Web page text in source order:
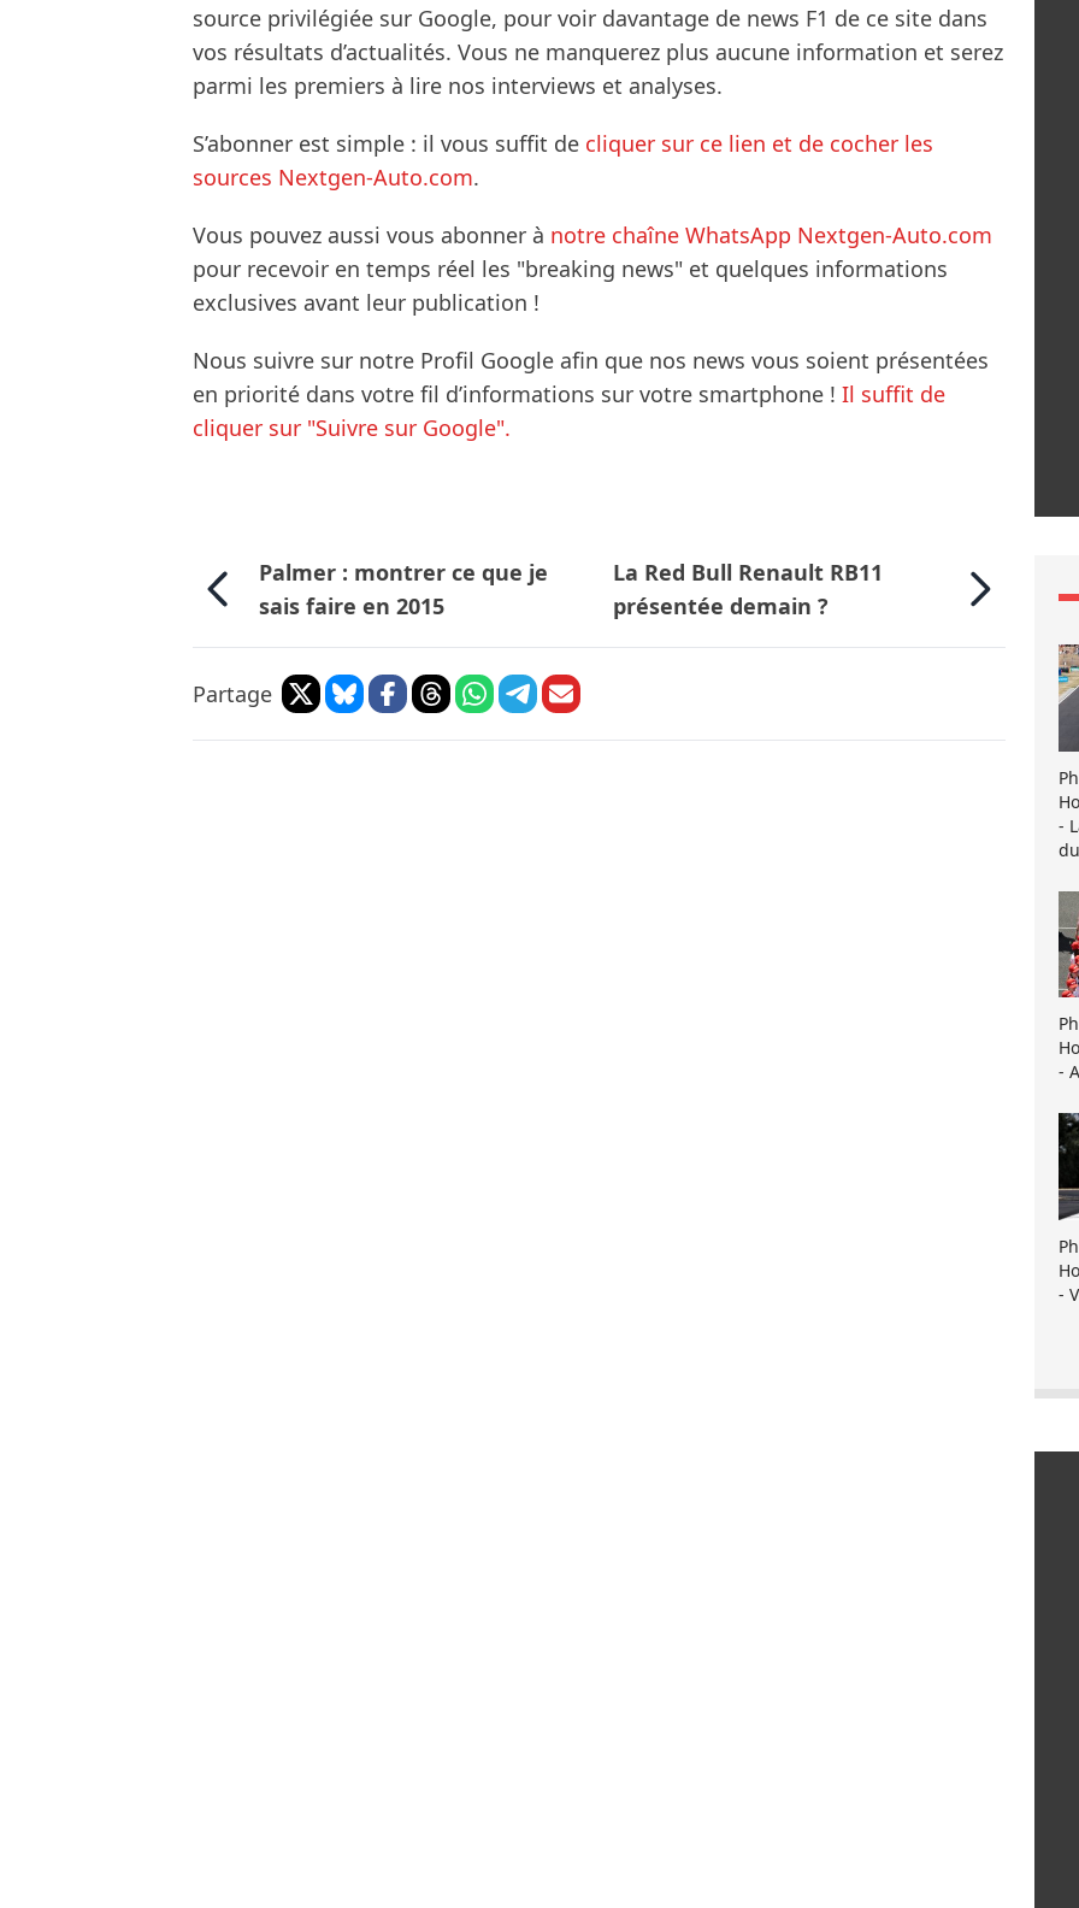
source privilégiée sur Google, pour voir davantage de news F1 de ce site dans
vos résultats d’actualités. Vous ne manquerez plus aucune information et serez
parmi les premiers à lire nos interviews et analyses.
S’abonner est simple : il vous suffit de cliquer sur ce lien et de cocher les
sources Nextgen-Auto.com.
Vous pouvez aussi vous abonner à notre chaîne WhatsApp Nextgen-Auto.com
pour recevoir en temps réel les "breaking news" et quelques informations
exclusives avant leur publication !
Nous suivre sur notre Profil Google afin que nos news vous soient présentées
en priorité dans votre fil d’informations sur votre smartphone ! Il suffit de
cliquer sur "Suivre sur Google".
Palmer : montrer ce que je
sais faire en 2015
La Red Bull Renault RB11
présentée demain ?
Partage
-
-
-